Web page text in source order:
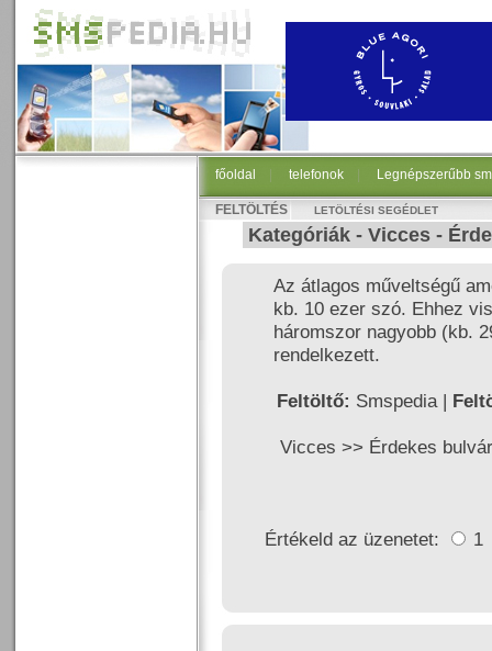
főoldal telefonok Legnépszerűbb
FELTÖLTÉS LETÖLTÉSI SEGÉDLET
Kategóriák - Vicces -
Az átlagos műveltségű
kb. 10 ezer szó. Ehhez
háromszor nagyobb (kb.
rendelkezett.
Feltöltő: Smspedia |
Vicces >> Érdekes bulvár
Értékeld az üzenetet: 1